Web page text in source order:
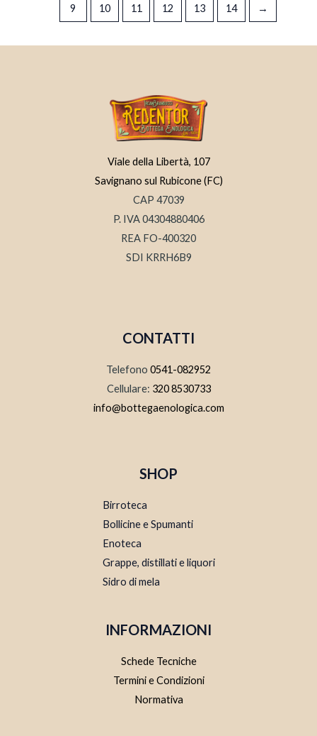
9 10 11 12 13 14 →
Viale della Libertà, 107
Savignano sul Rubicone (FC)
CAP 47039
P. IVA 04304880406
REA FO-400320
SDI KRRH6B9
CONTATTI
Telefono 0541-082952
Cellulare: 320 8530733
info@bottegaenologica.com
SHOP
Birroteca
Bollicine e Spumanti
Enoteca
Grappe, distillati e liquori
Sidro di mela
INFORMAZIONI
Schede Tecniche
Termini e Condizioni
Normativa